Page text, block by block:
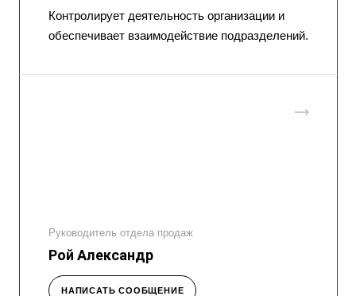
Контролирует деятельность организации и
обеспечивает взаимодействие подразделений.
Руководитель отдела продаж
Рой Александр
НАПИСАТЬ СООБЩЕНИЕ